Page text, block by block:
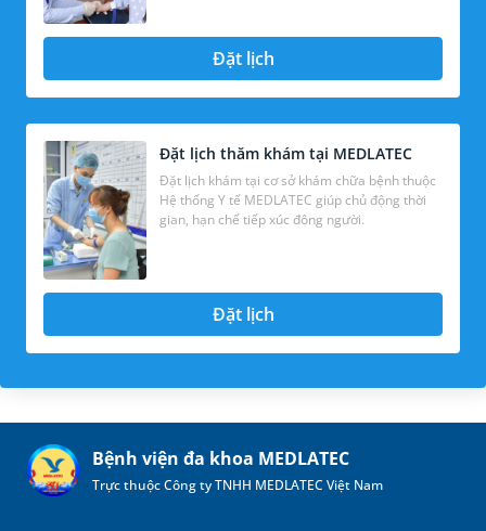
Đặt lịch
Đặt lịch thăm khám tại MEDLATEC
Đặt lịch khám tại cơ sở khám chữa bệnh thuộc
Hệ thống Y tế MEDLATEC giúp chủ động thời
gian, hạn chế tiếp xúc đông người.
Đặt lịch
Bệnh viện đa khoa MEDLATEC
Trực thuộc Công ty TNHH MEDLATEC Việt Nam